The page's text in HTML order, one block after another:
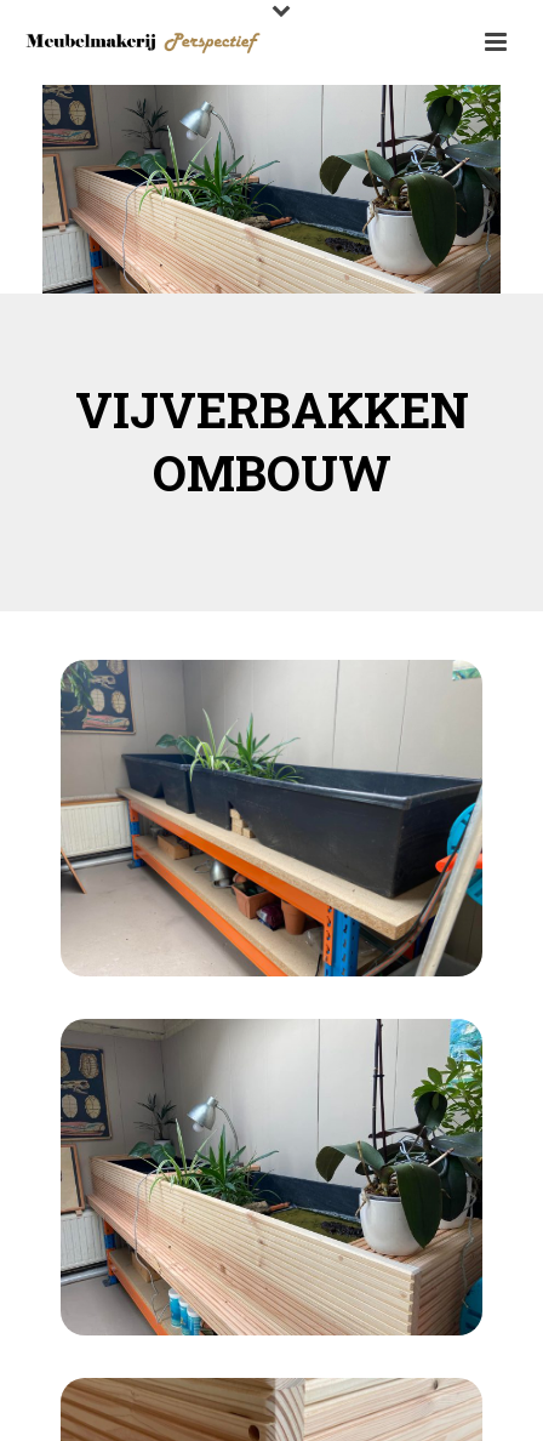
VIJVERBAKKEN
OMBOUW